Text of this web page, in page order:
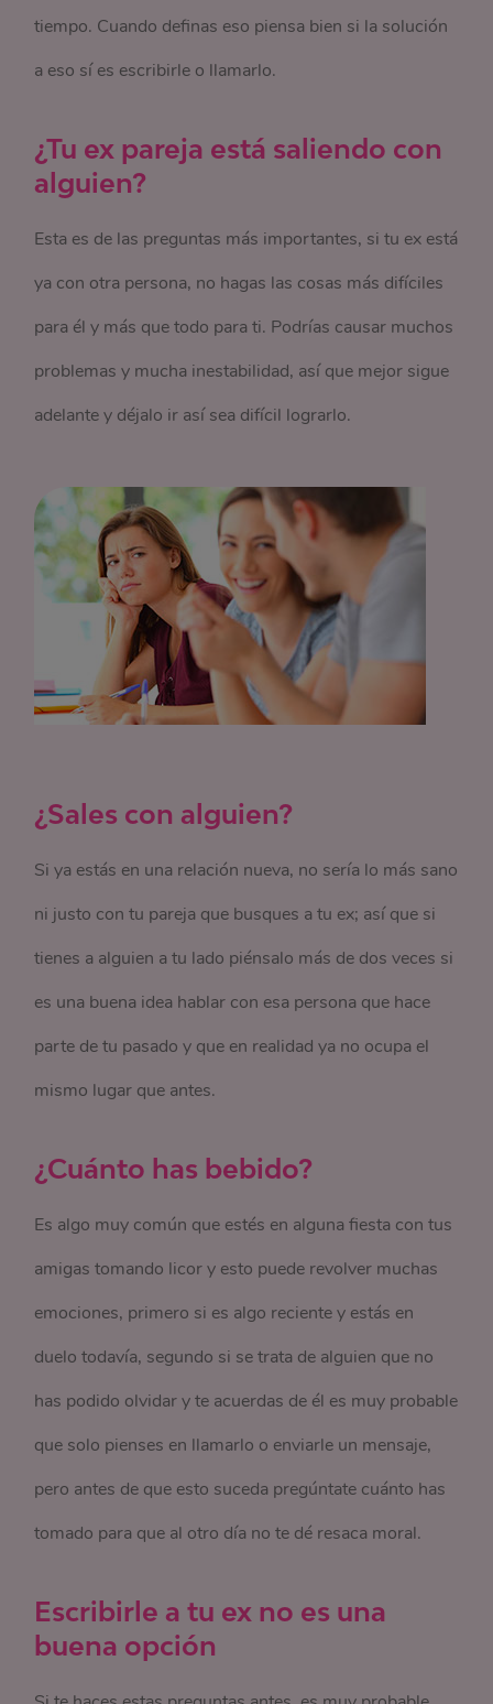
tiempo. Cuando definas eso piensa bien si la solución
a eso sí es escribirle o llamarlo.
¿Tu ex pareja está saliendo con
alguien?
Esta es de las preguntas más importantes, si tu ex está
ya con otra persona, no hagas las cosas más difíciles
para él y más que todo para ti. Podrías causar muchos
problemas y mucha inestabilidad, así que mejor sigue
adelante y déjalo ir así sea difícil lograrlo.
¿Sales con alguien?
Si ya estás en una relación nueva, no sería lo más sano
ni justo con tu pareja que busques a tu ex; así que si
tienes a alguien a tu lado piénsalo más de dos veces si
es una buena idea hablar con esa persona que hace
parte de tu pasado y que en realidad ya no ocupa el
mismo lugar que antes.
¿Cuánto has bebido?
Es algo muy común que estés en alguna fiesta con tus
amigas tomando licor y esto puede revolver muchas
emociones, primero si es algo reciente y estás en
duelo todavía, segundo si se trata de alguien que no
has podido olvidar y te acuerdas de él es muy probable
que solo pienses en llamarlo o enviarle un mensaje,
pero antes de que esto suceda pregúntate cuánto has
tomado para que al otro día no te dé resaca moral.
Escribirle a tu ex no es una
buena opción